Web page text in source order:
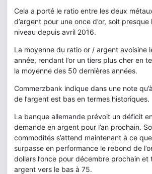
Cela a porté le ratio entre les deux
d’argent pour une once d’or, soit
niveau depuis avril 2016.
La moyenne du ratio or / argent avoisine
année, rendant l’or un tiers plus cher en
la moyenne des 50 dernières années.
Commerzbank indique dans une note
de l’argent est bas en termes historiques.
La banque allemande prévoit un déficit
demande en argent pour l’an prochain.
commodités s’attend maintenant à ce
surpasse en performance le rebond de
dollars l’once pour décembre prochain
argent vers le bas à 75.